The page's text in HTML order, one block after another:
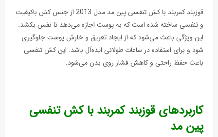
قوزبند کمربند با کش تنفسی پین مد مدل 2013 از جنس کش باکیفیت
و تنفسی ساخته شده است که به پوست اجازه می‌دهد تا نفس بکشد.
این ویژگی باعث می‌شود که از ایجاد تعریق و خارش پوست جلوگیری
شود و برای استفاده در ساعات طولانی ایده‌آل باشد. این کش تنفسی
باعث حفظ راحتی و کاهش فشار روی بدن می‌شود.
کاربردهای قوزبند کمربند با کش تنفسی
پين مد